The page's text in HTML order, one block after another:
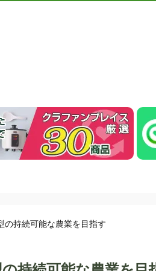
の持続可能な農業を目指す